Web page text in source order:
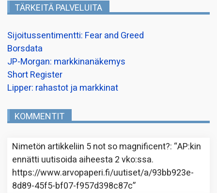
TÄRKEITÄ PALVELUITA
Sijoitussentimentti: Fear and Greed
Borsdata
JP-Morgan: markkinanäkemys
Short Register
Lipper: rahastot ja markkinat
KOMMENTIT
Nimetön artikkeliin 5 not so magnificent?: “AP:kin
ennätti uutisoida aiheesta 2 vko:ssa.
https://www.arvopaperi.fi/uutiset/a/93bb923e-
8d89-45f5-bf07-f957d398c87c”